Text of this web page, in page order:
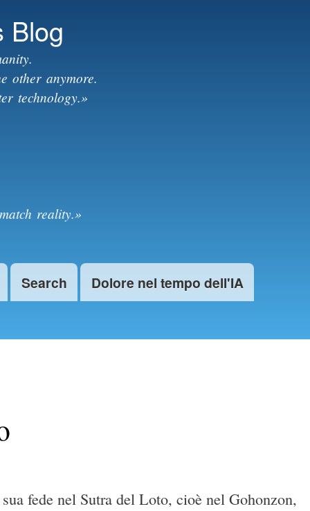
Blog
other anymore.
technology.»
reality.»
Search
Dolore nel tempo dell'IA
fede nel Sutra del Loto, cioè nel Gohonzon,